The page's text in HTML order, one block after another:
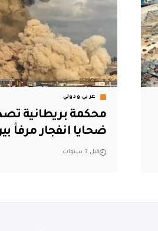
عربي ودولي
محكمة بريطانية
ضحايا انفجار مرفأ
قبل 3 سنوات